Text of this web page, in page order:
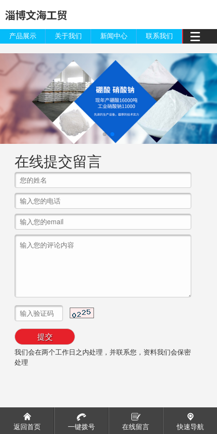
产品展示 关于我们 新闻中心 联系我们
在线提交留言
我们会在两个工作日之内处理，并联系您，资料我们会保密
处理
返回首页 一键拨号 在线留言 快速导航